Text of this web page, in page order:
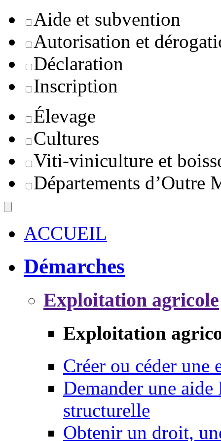
Aide et subvention
Autorisation et
Déclaration
Inscription
Élevage
Cultures
Viti-viniculture et
Départements d’Outre
ACCUEIL
Démarches
Exploitation agricole
Exploitation
Créer ou céder une
Demander une
structurelle
Obtenir un droit,